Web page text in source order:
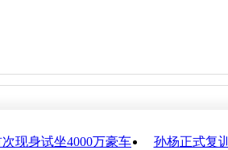
现身试坐4000万豪车
孙杨正式复